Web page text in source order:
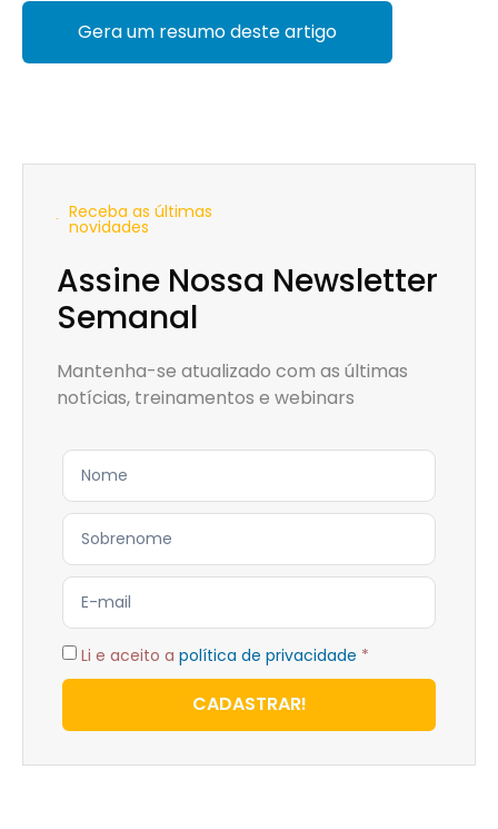
Gera um resumo deste artigo
Receba as últimas
novidades
Assine Nossa Newsletter
Semanal
Mantenha-se atualizado com as últimas
notícias, treinamentos e webinars
Li e aceito a política de privacidade *
CADASTRAR!